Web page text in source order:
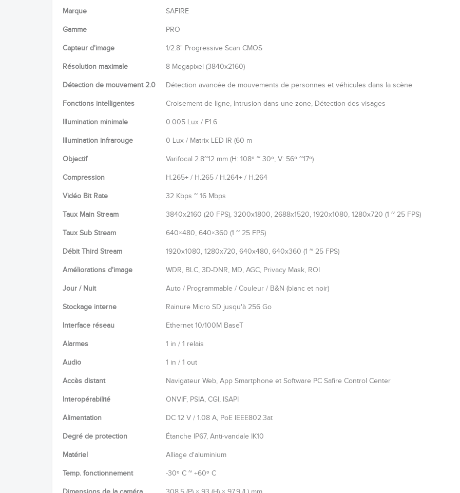
Marque SAFIRE
Gamme PRO
Capteur d'image 1/2.8" Progressive Scan CMOS
Résolution maximale 8 Megapixel (3840x2160)
Détection de mouvement 2.0 Détection avancée de mouvements de personnes et véhicules dans la scène
Fonctions intelligentes Croisement de ligne, Intrusion dans une zone, Détection des visages
Illumination minimale 0.005 Lux / F1.6
Illumination infrarouge 0 Lux / Matrix LED IR (60 m
Objectif Varifocal 2.8~12 mm (H: 108º ~ 30º, V: 56º ~17º)
Compression H.265+ / H.265 / H.264+ / H.264
Vidéo Bit Rate 32 Kbps ~ 16 Mbps
Taux Main Stream 3840x2160 (20 FPS), 3200x1800, 2688x1520, 1920x1080, 1280x720 (1 ~ 25 FPS)
Taux Sub Stream 640×480, 640×360 (1 ~ 25 FPS)
Débit Third Stream 1920x1080, 1280x720, 640x480, 640x360 (1 ~ 25 FPS)
Améliorations d'image WDR, BLC, 3D-DNR, MD, AGC, Privacy Mask, ROI
Jour / Nuit Auto / Programmable / Couleur / B&N (blanc et noir)
Stockage interne Rainure Micro SD jusqu'à 256 Go
Interface réseau Ethernet 10/100M BaseT
Alarmes 1 in / 1 relais
Audio 1 in / 1 out
Accès distant Navigateur Web, App Smartphone et Software PC Safire Control Center
Interopérabilité ONVIF, PSIA, CGI, ISAPI
Alimentation DC 12 V / 1.08 A, PoE IEEE802.3at
Degré de protection Étanche IP67, Anti-vandale IK10
Matériel Alliage d'aluminium
Temp. fonctionnement -30º C ~ +60º C